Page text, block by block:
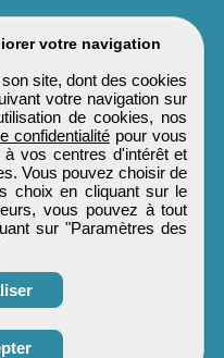
votre navigation
site, dont des cookies
votre navigation sur
de cookies, nos
confidentialité pour vous
vos centres d'intérêt et
Vous pouvez choisir de
choix en cliquant sur le
vous pouvez à tout
sur "Paramètres des